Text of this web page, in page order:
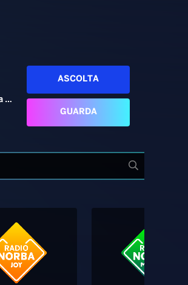
Marco Guacci e Claudia Cesaroni
ASCOLTA
GUARDA